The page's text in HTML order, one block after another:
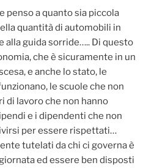
penso a quanto sia piccola
quantità di automobili in
alla guida sorride….. Di questo
che è sicuramente in un
e anche lo stato, le
le scuole che non
di lavoro che non hanno
e i dipendenti che non
per essere rispettati…
tutelati da chi ci governa è
ed essere ben disposti